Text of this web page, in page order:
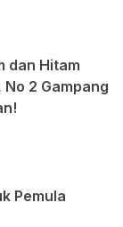
dan Hitam
2 Gampang
Pemula